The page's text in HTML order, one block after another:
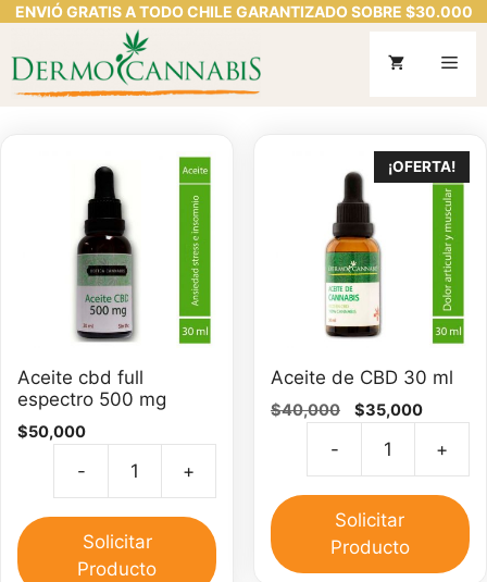
ENVIÓ GRATIS A TODO CHILE GARANTIZADO SOBRE $30.000
al
contenido
Aceite cbd full
espectro 500 mg
$50,000
-
full
espectro
+
Solicitar
Producto
¡OFERTA!
Aceite de CBD 30 ml
$40,000
El
original
era:
$40,000.
$35,000El
actual
es:
- +
Solicitar
Producto